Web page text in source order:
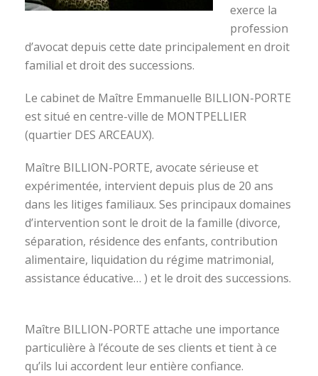
exerce la
profession
d’avocat depuis cette date principalement en droit
familial et droit des successions.
Le cabinet de Maître Emmanuelle BILLION-PORTE
est situé en centre-ville de MONTPELLIER
(quartier DES ARCEAUX).
Maître BILLION-PORTE, avocate sérieuse et
expérimentée, intervient depuis plus de 20 ans
dans les litiges familiaux. Ses principaux domaines
d’intervention sont le droit de la famille (divorce,
séparation, résidence des enfants, contribution
alimentaire, liquidation du régime matrimonial,
assistance éducative… ) et le droit des successions.
Maître BILLION-PORTE attache une importance
particulière à l’écoute de ses clients et tient à ce
qu’ils lui accordent leur entière confiance.